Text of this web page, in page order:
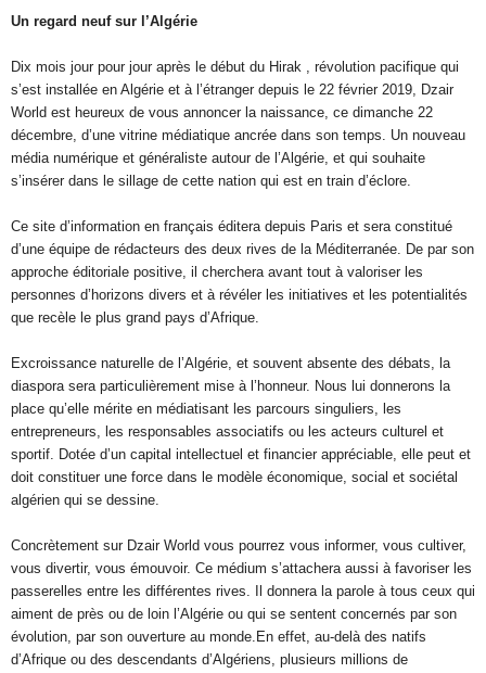
Un regard neuf sur l’Algérie
Dix mois jour pour jour après le début du Hirak , révolution pacifique qui
s’est installée en Algérie et à l’étranger depuis le 22 février 2019, Dzair
World est heureux de vous annoncer la naissance, ce dimanche 22
décembre, d’une vitrine médiatique ancrée dans son temps. Un nouveau
média numérique et généraliste autour de l’Algérie, et qui souhaite
s’insérer dans le sillage de cette nation qui est en train d’éclore.
Ce site d’information en français éditera depuis Paris et sera constitué
d’une équipe de rédacteurs des deux rives de la Méditerranée. De par son
approche éditoriale positive, il cherchera avant tout à valoriser les
personnes d’horizons divers et à révéler les initiatives et les potentialités
que recèle le plus grand pays d’Afrique.
Excroissance naturelle de l’Algérie, et souvent absente des débats, la
diaspora sera particulièrement mise à l’honneur. Nous lui donnerons la
place qu’elle mérite en médiatisant les parcours singuliers, les
entrepreneurs, les responsables associatifs ou les acteurs culturel et
sportif. Dotée d’un capital intellectuel et financier appréciable, elle peut et
doit constituer une force dans le modèle économique, social et sociétal
algérien qui se dessine.
Concrètement sur Dzair World vous pourrez vous informer, vous cultiver,
vous divertir, vous émouvoir. Ce médium s’attachera aussi à favoriser les
passerelles entre les différentes rives. Il donnera la parole à tous ceux qui
aiment de près ou de loin l’Algérie ou qui se sentent concernés par son
évolution, par son ouverture au monde.En effet, au-delà des natifs
d’Afrique ou des descendants d’Algériens, plusieurs millions de